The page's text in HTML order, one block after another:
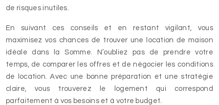
de risques inutiles.
En suivant ces conseils et en restant vigilant, vous
maximisez vos chances de trouver une location de maison
idéale dans la Somme. N’oubliez pas de prendre votre
temps, de comparer les offres et de négocier les conditions
de location. Avec une bonne préparation et une stratégie
claire, vous trouverez le logement qui correspond
parfaitement à vos besoins et à votre budget.